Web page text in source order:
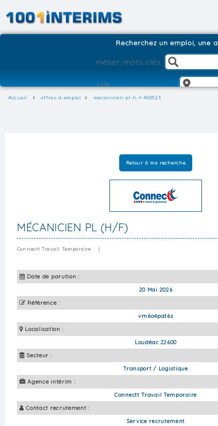
Recherchez un emploi, une
Accueil offres-d-emploi mecanicien-pl-h-f-400523
Retour à ma recherche
MÉCANICIEN PL (H/F)
Connectt Travail Temporaire |
Date de parution :
20 Mai 2026
Référence :
vm6o4pat6s
Localisation :
Loudéac 22600
Secteur :
Transport / Logistique
Agence intérim :
Connectt Travail Temporaire
Contact recrutement :
Service recrutement